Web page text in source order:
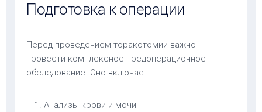
Подготовка к операции
Перед проведением торакотомии важно
провести комплексное предоперационное
обследование. Оно включает:
Анализы крови и мочи